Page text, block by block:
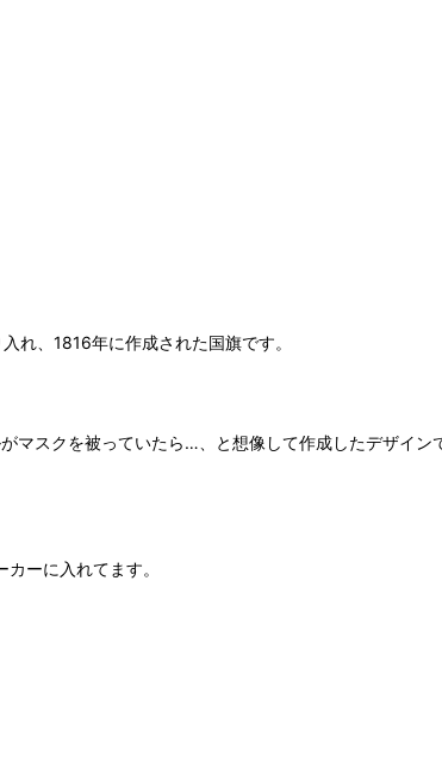
れ、1816年に作成された国旗です。
スクを被っていたら…、と想像して作成したデザイン
ーに入れてます。